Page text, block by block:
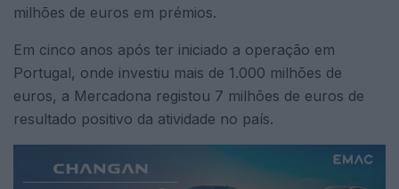
milhões de euros em prémios.
Em cinco anos após ter iniciado a operação em
Portugal, onde investiu mais de 1.000 milhões de
euros, a Mercadona registou 7 milhões de euros de
resultado positivo da atividade no país.